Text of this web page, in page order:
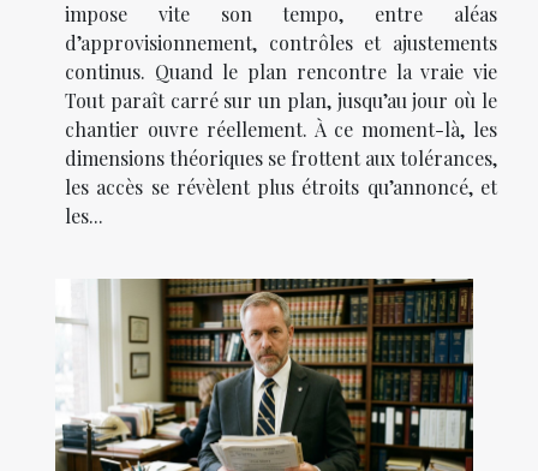
impose vite son tempo, entre aléas
d’approvisionnement, contrôles et ajustements
continus. Quand le plan rencontre la vraie vie
Tout paraît carré sur un plan, jusqu’au jour où le
chantier ouvre réellement. À ce moment-là, les
dimensions théoriques se frottent aux tolérances,
les accès se révèlent plus étroits qu’annoncé, et
les...